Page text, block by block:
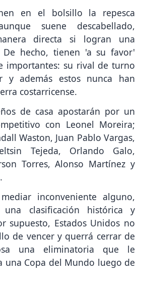
en el bolsillo la repesca
suene descabellado,
directa si logran una
De hecho, tienen 'a su favor'
importantes: su rival de turno
y además estos nunca han
costarricense.
de casa apostarán por un
con Leonel Moreira;
Waston, Juan Pablo Vargas,
Tejeda, Orlando Galo,
Torres, Alonso Martínez y
inconveniente alguno,
clasificación histórica y
supuesto, Estados Unidos no
de vencer y querrá cerrar de
una eliminatoria que le
una Copa del Mundo luego de